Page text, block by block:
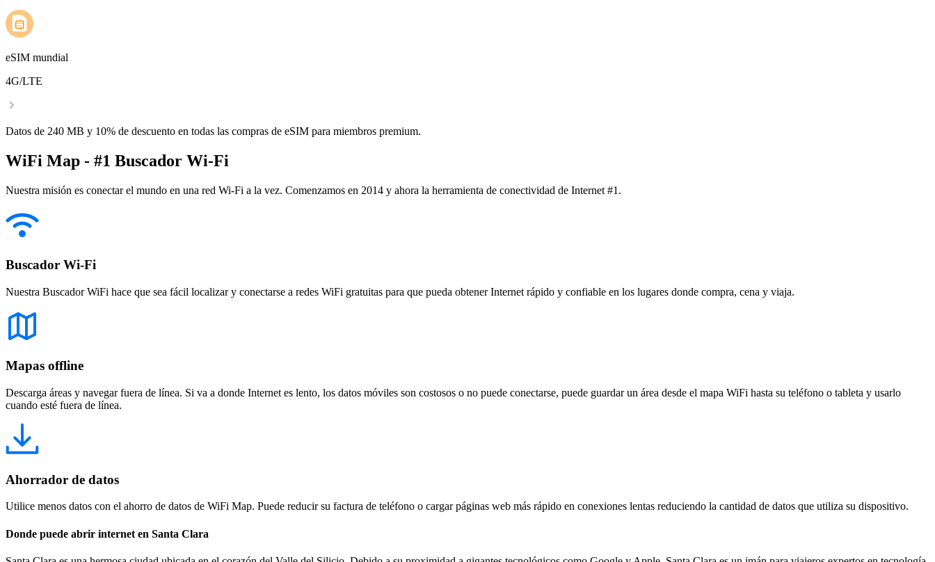
eSIM mundial
4G/LTE
Datos de 240 MB y 10% de descuento en todas las compras de eSIM para miembros premium.
WiFi Map - #1 Buscador Wi-Fi
Nuestra misión es conectar el mundo en una red Wi-Fi a la vez. Comenzamos en 2014 y ahora la herramienta de conectividad de Internet #1.
Buscador Wi-Fi
Nuestra Buscador WiFi hace que sea fácil localizar y conectarse a redes WiFi gratuitas para que pueda obtener Internet rápido y confiable en los lugares donde compra, cena y viaja.
Mapas offline
Descarga áreas y navegar fuera de línea. Si va a donde Internet es lento, los datos móviles son costosos o no puede conectarse, puede guardar un área desde el mapa WiFi hasta su teléfono o tableta y usarlo
cuando esté fuera de línea.
Ahorrador de datos
Utilice menos datos con el ahorro de datos de WiFi Map. Puede reducir su factura de teléfono o cargar páginas web más rápido en conexiones lentas reduciendo la cantidad de datos que utiliza su dispositivo.
Donde puede abrir internet en Santa Clara